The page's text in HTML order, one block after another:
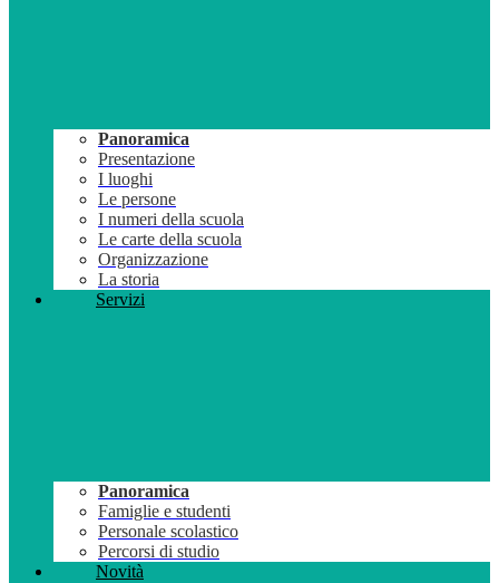
Panoramica
Presentazione
I luoghi
Le persone
I numeri della scuola
Le carte della scuola
Organizzazione
La storia
Servizi
Panoramica
Famiglie e studenti
Personale scolastico
Percorsi di studio
Novità